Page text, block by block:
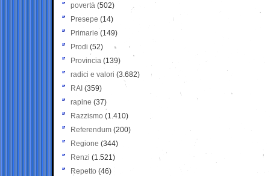
povertà (502)
Presepe (14)
Primarie (149)
Prodi (52)
Provincia (139)
radici e valori (3.682)
RAI (359)
rapine (37)
Razzismo (1.410)
Referendum (200)
Regione (344)
Renzi (1.521)
Repetto (46)